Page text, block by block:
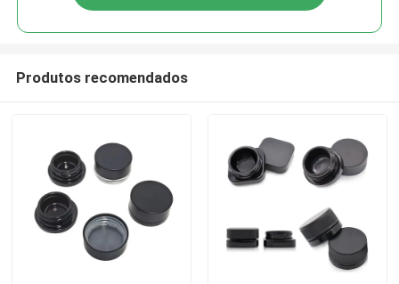
Produtos recomendados